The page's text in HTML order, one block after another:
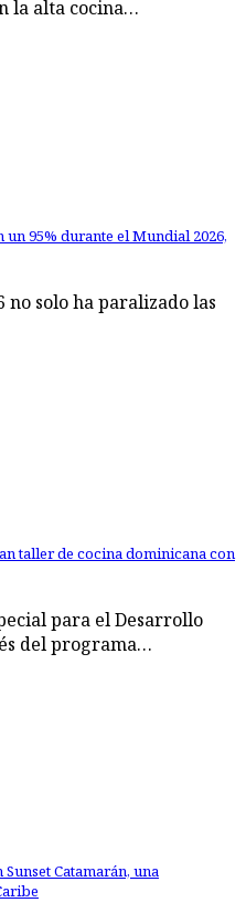
la alta cocina…
95% durante el Mundial 2026,
solo ha paralizado las
taller de cocina dominicana con
para el Desarrollo
del programa…
Catamarán, una